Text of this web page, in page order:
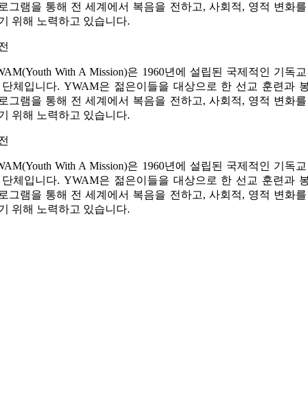
그램을 통해 전 세계에서 복음을 전하고, 사회적, 영적 변화
위해 노력하고 있습니다.
With A Mission)은 1960년에 설립된 국제적인 기독
체입니다. YWAM은 젊은이들을 대상으로 한 선교 훈련과
그램을 통해 전 세계에서 복음을 전하고, 사회적, 영적 변화
위해 노력하고 있습니다.
With A Mission)은 1960년에 설립된 국제적인 기독
체입니다. YWAM은 젊은이들을 대상으로 한 선교 훈련과
그램을 통해 전 세계에서 복음을 전하고, 사회적, 영적 변화
위해 노력하고 있습니다.